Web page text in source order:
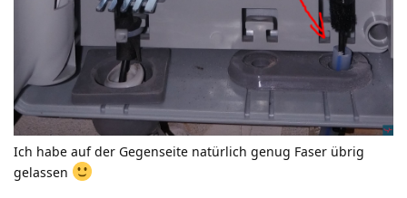
Ich habe auf der Gegenseite natürlich genug Faser übrig
gelassen